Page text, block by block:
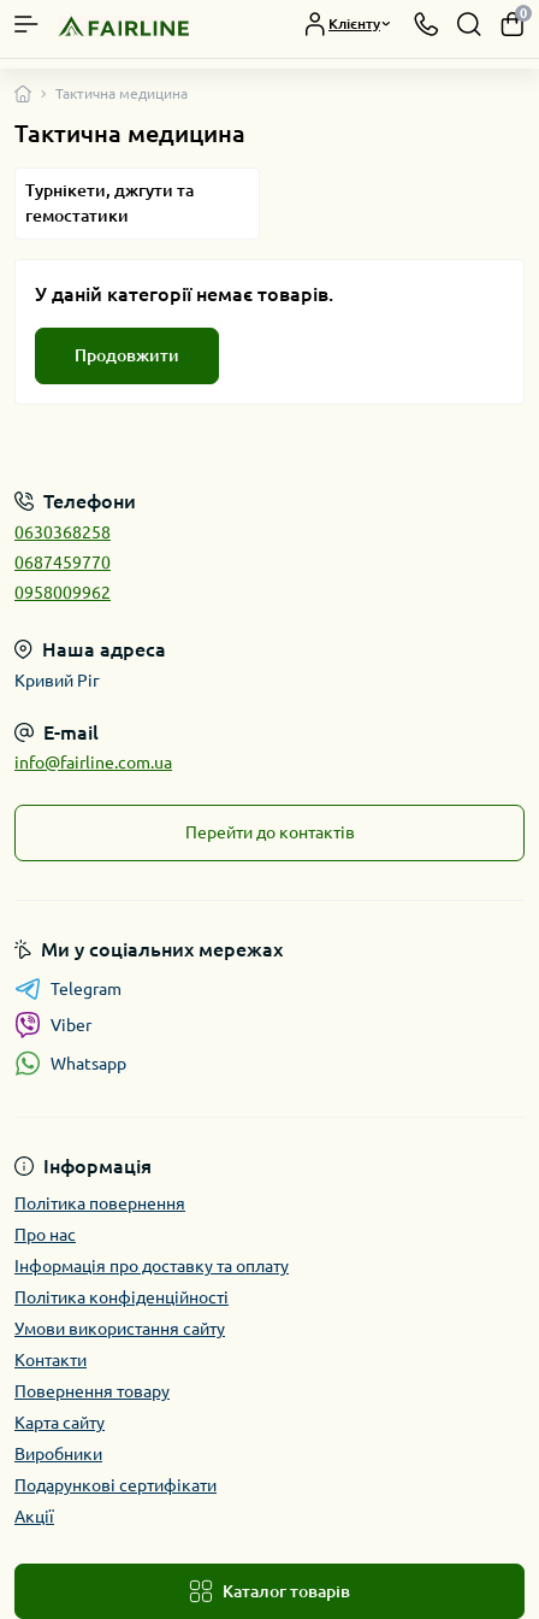
Клієнту
0
Тактична медицина
Тактична медицина
Турнікети, джгути та
гемостатики
У даній категорії немає товарів.
Продовжити
Телефони
0630368258
0687459770
0958009962
Наша адреса
Кривий Ріг
E-mail
info@fairline.com.ua
Перейти до контактів
Інформація
Політика повернення
Про нас
Інформація про доставку та оплату
Політика конфіденційності
Умови використання сайту
Контакти
Повернення товару
Карта сайту
Виробники
Подарункові сертифікати
Акції
Каталог товарів
Ми у соціальних мережах
Telegram
Viber
Whatsapp